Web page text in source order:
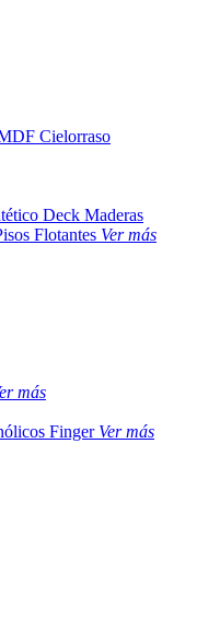
Cielorraso
Deck Maderas
Flotantes Ver más
más
Finger Ver más